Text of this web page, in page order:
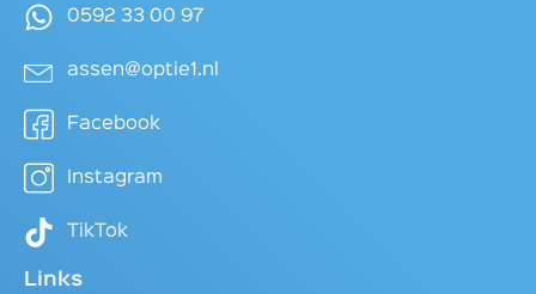
0592 33 00 97
assen@optie1.nl
Facebook
Instagram
TikTok
Links